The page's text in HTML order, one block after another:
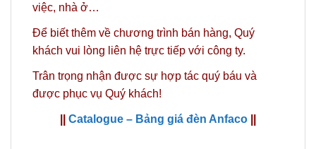
việc, nhà ở…
Để biết thêm về chương trình bán hàng, Quý
khách vui lòng liên hệ trực tiếp với công ty.
Trân trọng nhận được sự hợp tác quý báu và
được phục vụ Quý khách!
Catalogue – Bảng giá đèn Anfaco